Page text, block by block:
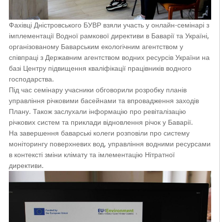
Фахівці Дністровського БУВР взяли участь у онлайн-семінарі з
імплементації Водної рамкової директиви в Баварії та Україні,
організованому Баварським екологічним агентством у
співпраці з Державним агентством водних ресурсів України на
базі Центру підвищення кваліфікації працівників водного
господарства.
Під час семінару учасники обговорили розробку планів
управління річковими басейнами та впровадження заходів
Плану. Також заслухали інформацію про ревіталізацію
річкових систем та приклади відновлення річок у Баварії.
На завершення баварські колеги розповіли про систему
моніторингу поверхневих вод, управління водними ресурсами
в контексті зміни клімату та імлементацію Нітратної
директиви.